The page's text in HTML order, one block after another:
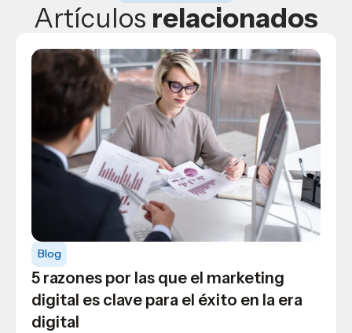
Artículos relacionados
Blog
5 razones por las que el marketing
digital es clave para el éxito en la era
digital
Blog
Descubre las 4 grandes áreas clave
que dominarás al estudiar para
ingeniero en TIC
Blog
Arquitectura maya: legado eficiente y
sostenible que inspira al estudio de la
arquitectura en USAP